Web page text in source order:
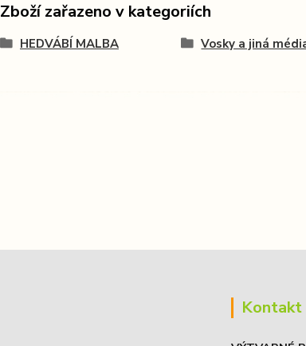
Zboží zařazeno v kategoriích
HEDVÁBÍ MALBA Vosky a jiná
Kontakt